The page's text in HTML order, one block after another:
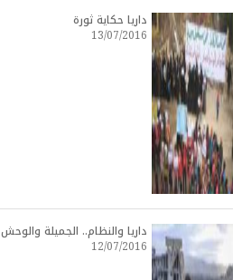
داريا حكاية ثورة
13/07/2016
داريا والنظام.. الجميلة والوحش
12/07/2016